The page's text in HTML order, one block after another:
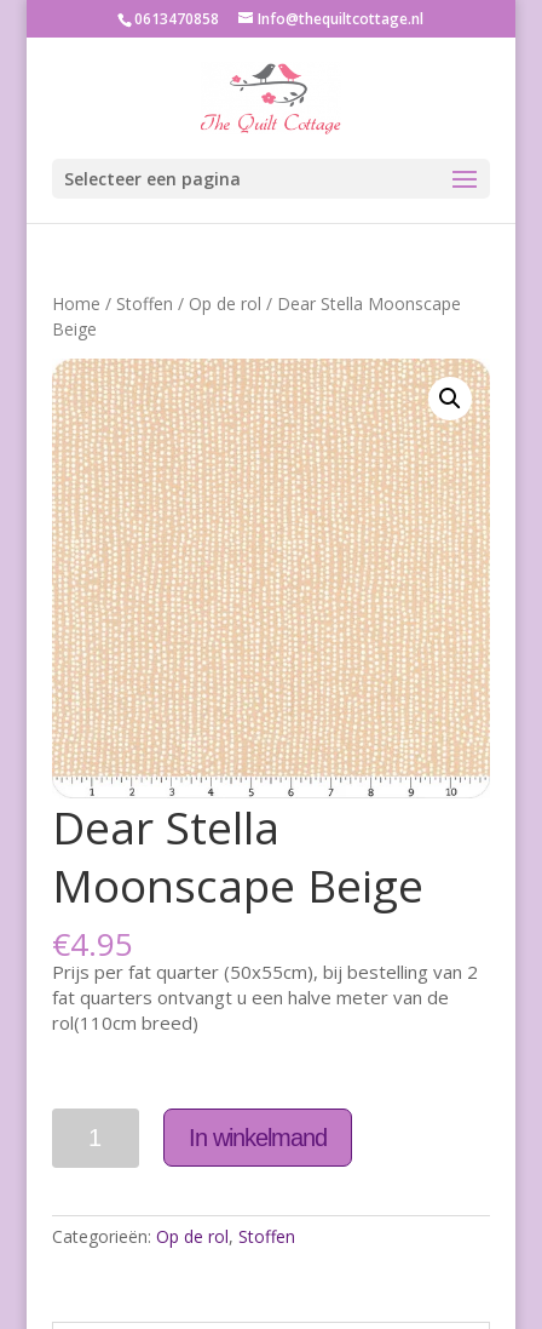
0613470858 Info@thequiltcottage.nl
Selecteer een pagina
Home / Stoffen / Op de rol / Dear Stella Moonscape
Beige
Dear Stella
Moonscape Beige
€4.95
Prijs per fat quarter (50x55cm), bij bestelling van 2
fat quarters ontvangt u een halve meter van de
rol(110cm breed)
Aantal
In winkelmand
Categorieën: Op de rol, Stoffen